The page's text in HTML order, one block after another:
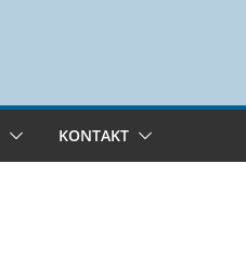
KONTAKT